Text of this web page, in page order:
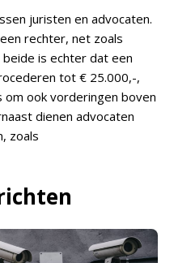
juristen en advocaten.
rechter, net zoals
is echter dat een
tot € 25.000,-,
ook vorderingen boven
dienen advocaten
zoals